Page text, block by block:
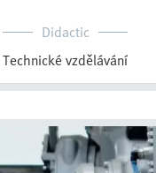
Didactic
Technické vzdělávání